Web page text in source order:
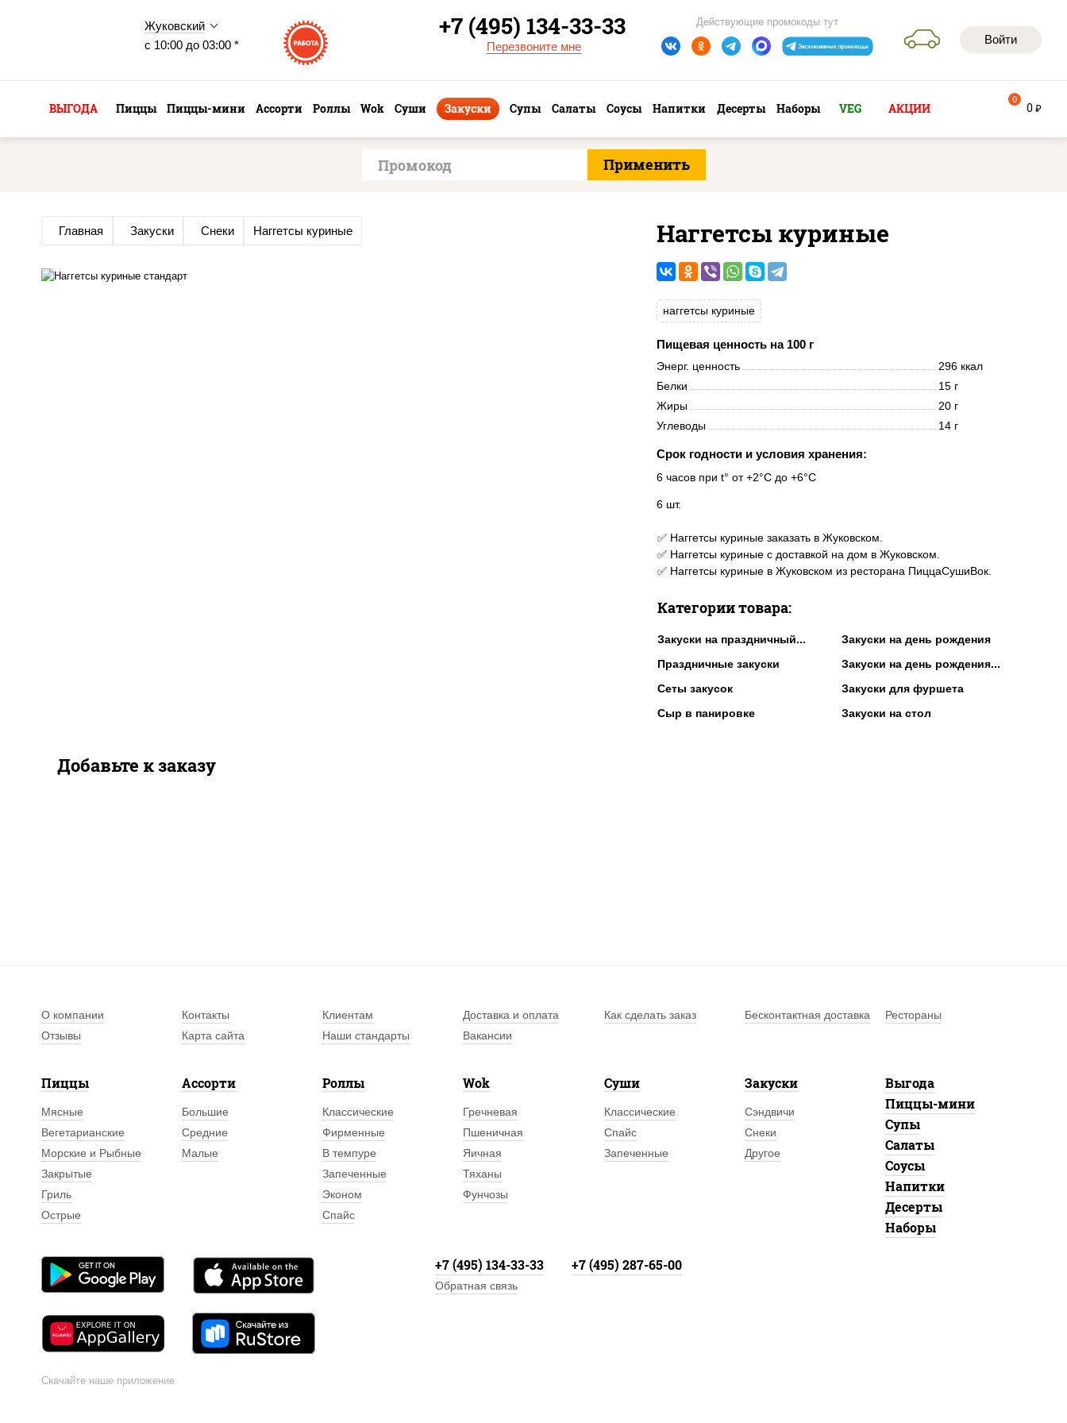
Жуковский
с 10:00 до 03:00 *
Войти
Действующие промокоды тут
+7 (495) 134-33-33
Перезвоните мне
ВЫГОДА Пиццы Пиццы-мини Ассорти Роллы Wok Суши Закуски Супы Салаты Соусы Напитки Десерты Наборы VEG АКЦИИ 0 руб
0
Главная Закуски Снеки Наггетсы куриные Наггетсы куриные
наггетсы куриные
Пищевая ценность на 100 г
Энерг. ценность
296 ккал
Белки
15 г
Жиры
20 г
Углеводы
14 г
Срок годности и условия хранения:
6 часов при t° от +2°C до +6°C
6 шт.
✅ Наггетсы куриные заказать в Жуковском.
✅ Наггетсы куриные с доставкой на дом в Жуковском.
✅ Наггетсы куриные в Жуковском из ресторана ПиццаСушиВок.
Категории товара:
Закуски на праздничный...
Закуски на день рождения
Праздничные закуски
Закуски на день рождения...
Сеты закусок
Закуски для фуршета
Сыр в панировке
Закуски на стол
Добавьте к заказу
О компании Контакты Клиентам Доставка и оплата Как сделать заказ Бесконтактная доставка
Рестораны
Отзывы
Карта сайта Наши стандарты Вакансии
Пиццы
Мясные
Вегетарианские
Морские и Рыбные
Закрытые
Гриль
Острые
Ассорти
Большие
Средние
Малые
Роллы
Классические
Фирменные
В темпуре
Запеченные
Эконом
Спайс
Wok
Гречневая
Пшеничная
Яичная
Тяханы
Фунчозы
Суши
Классические
Спайс
Запеченные
Закуски
Сэндвичи
Снеки
Другое
Выгода
Пиццы-мини
Супы
Салаты
Соусы
Напитки
Десерты
Наборы
Скачайте наше приложение
+7 (495) 134-33-33 +7 (495) 287-65-00
Обратная связь